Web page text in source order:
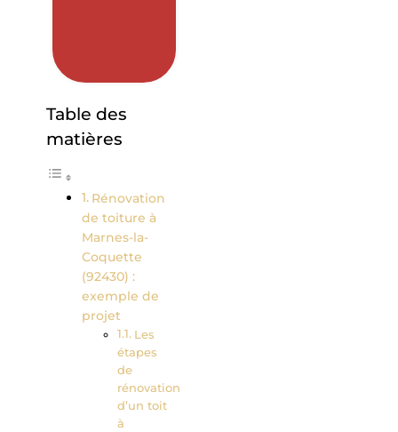
Table des
matières
Rénovation
de toiture à
Marnes-la-
Coquette
(92430) :
exemple de
projet
Les
étapes
de
rénovation
d’un toit
à